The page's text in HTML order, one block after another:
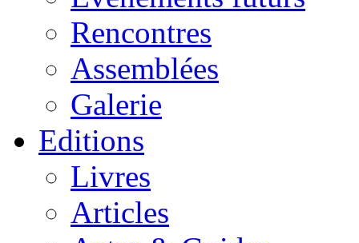
Rencontres
Assemblées
Galerie
Editions
Livres
Articles